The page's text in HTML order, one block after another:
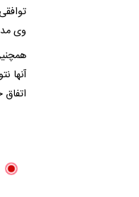
وی
آنها